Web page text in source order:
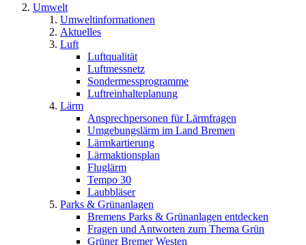
Umwelt
Umweltinformationen
Aktuelles
Luft
Luftqualität
Luftmessnetz
Sondermessprogramme
Luftreinhalteplanung
Lärm
Ansprechpersonen für Lärmfragen
Umgebungslärm im Land Bremen
Lärmkartierung
Lärmaktionsplan
Fluglärm
Tempo 30
Laubbläser
Parks & Grünanlagen
Bremens Parks & Grünanlagen entdecken
Fragen und Antworten zum Thema Grün
Grüner Bremer Westen